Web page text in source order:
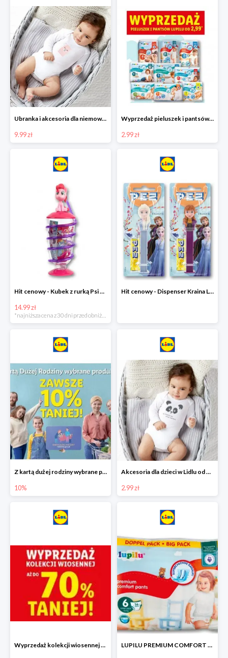
Ubranka i akcesoria dla niemowląt w Lidlu od 9,99 zł
9.99 zł
Wyprzedaż pieluszek i pantsów LUPILU od 2,99 zł
2.99 zł
Hit cenowy - Kubek z rurką Psi Patrol, PONY, Minionki, Peppa
14.99 zł
Hit cenowy - Dispenser Kraina Lodu
Z kartą dużej rodziny wybrane produkty w Lidlu -10%
10%
Akcesoria dla dzieci w Lidlu od 2,99 zł
2.99 zł
Wyprzedaż kolekcji wiosennej w Lidlu do -70% LUPILU PREMIUM COMFORT Pantsy, rozmiar 5 lub 6, gigapaka -27%